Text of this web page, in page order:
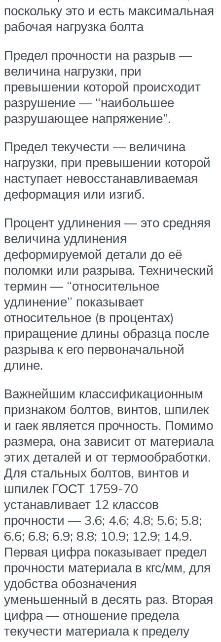
поскольку это и есть максимальная
рабочая нагрузка болта
Предел прочности на разрыв —
величина нагрузки, при
превышении которой происходит
разрушение — “наибольшее
разрушающее напряжение”.
Предел текучести — величина
нагрузки, при превышении которой
наступает невосстанавливаемая
деформация или изгиб.
Процент удлинения — это средняя
величина удлинения
деформируемой детали до её
поломки или разрыва. Технический
термин — “относительное
удлинение” показывает
относительное (в процентах)
приращение длины образца после
разрыва к его первоначальной
длине.
Важнейшим классификационным
признаком болтов, винтов, шпилек
и гаек является прочность. Помимо
размера, она зависит от материала
этих деталей и от термообработки.
Для стальных болтов, винтов и
шпилек ГОСТ 1759-70
устанавливает 12 классов
прочности — 3.6; 4.6; 4.8; 5.6; 5.8;
6.6; 6.8; 6.9; 8.8; 10.9; 12.9; 14.9.
Первая цифра показывает предел
прочности материала в кгс/мм, для
удобства обозначения
уменьшенный в десять раз. Вторая
цифра — отношение предела
текучести материала к пределу